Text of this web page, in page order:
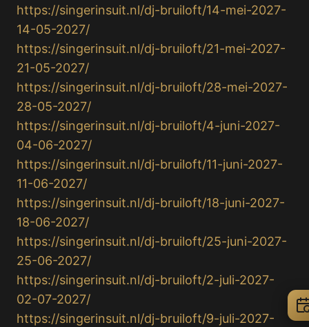
https://singerinsuit.nl/dj-bruiloft/14-mei-2027-
14-05-2027/
https://singerinsuit.nl/dj-bruiloft/21-mei-2027-
21-05-2027/
https://singerinsuit.nl/dj-bruiloft/28-mei-2027-
28-05-2027/
https://singerinsuit.nl/dj-bruiloft/4-juni-2027-
04-06-2027/
https://singerinsuit.nl/dj-bruiloft/11-juni-2027-
11-06-2027/
https://singerinsuit.nl/dj-bruiloft/18-juni-2027-
18-06-2027/
https://singerinsuit.nl/dj-bruiloft/25-juni-2027-
25-06-2027/
https://singerinsuit.nl/dj-bruiloft/2-juli-2027-
02-07-2027/
https://singerinsuit.nl/dj-bruiloft/9-juli-2027-